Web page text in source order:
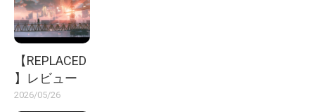
【REPLACED
】レビュー
2026/05/26